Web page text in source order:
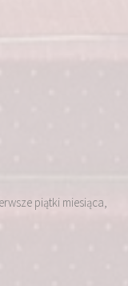
piątki miesiąca,